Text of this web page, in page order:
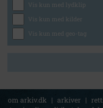
Vis kun med lydklip
Vis kun med kilder
Vis kun med geo-tag
om arkiv.dk | arkiver |